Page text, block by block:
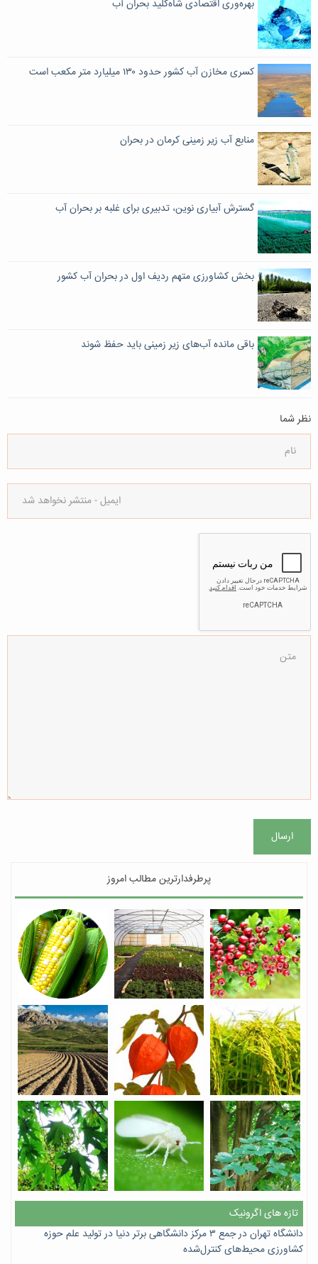
بهره‌وری اقتصادی شاه‌کلید بحران آب
کسری مخازن آب کشور حدود ۱۳۰ میلیارد متر مکعب است
منابع آب زیر زمینی کرمان در بحران
گسترش آبیاری نوین، تدبیری برای غلبه بر بحران آب
بخش کشاورزی متهم ردیف اول در بحران آب کشور
باقی مانده آب‌های زیر زمینی باید حفظ شوند
نظر شما
ارسال
پرطرفدارترین مطالب امروز
تازه های اگرونیک
دانشگاه تهران در جمع ۳ مرکز دانشگاهی برتر دنیا در تولید علم حوزه
کشاورزی محیط‌های کنترل‌شده